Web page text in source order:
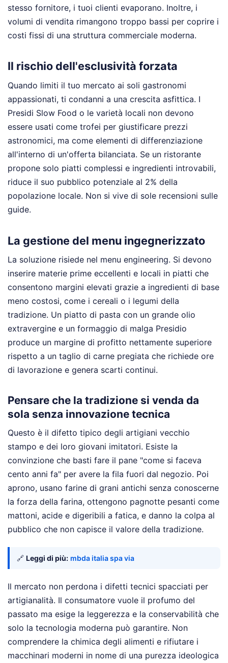
stesso fornitore, i tuoi clienti evaporano. Inoltre, i
volumi di vendita rimangono troppo bassi per coprire i
costi fissi di una struttura commerciale moderna.
Il rischio dell'esclusività forzata
Quando limiti il tuo mercato ai soli gastronomi
appassionati, ti condanni a una crescita asfittica. I
Presidi Slow Food o le varietà locali non devono
essere usati come trofei per giustificare prezzi
astronomici, ma come elementi di differenziazione
all'interno di un'offerta bilanciata. Se un ristorante
propone solo piatti complessi e ingredienti introvabili,
riduce il suo pubblico potenziale al 2% della
popolazione locale. Non si vive di sole recensioni sulle
guide.
La gestione del menu ingegnerizzato
La soluzione risiede nel menu engineering. Si devono
inserire materie prime eccellenti e locali in piatti che
consentono margini elevati grazie a ingredienti di base
meno costosi, come i cereali o i legumi della
tradizione. Un piatto di pasta con un grande olio
extravergine e un formaggio di malga Presidio
produce un margine di profitto nettamente superiore
rispetto a un taglio di carne pregiata che richiede ore
di lavorazione e genera scarti continui.
Pensare che la tradizione si venda da
sola senza innovazione tecnica
Questo è il difetto tipico degli artigiani vecchio
stampo e dei loro giovani imitatori. Esiste la
convinzione che basti fare il pane "come si faceva
cento anni fa" per avere la fila fuori dal negozio. Poi
aprono, usano farine di grani antichi senza conoscerne
la forza della farina, ottengono pagnotte pesanti come
mattoni, acide e digeribili a fatica, e danno la colpa al
pubblico che non capisce il valore della tradizione.
🔗 Leggi di più: mbda italia spa via
Il mercato non perdona i difetti tecnici spacciati per
artigianalità. Il consumatore vuole il profumo del
passato ma esige la leggerezza e la conservabilità che
solo la tecnologia moderna può garantire. Non
comprendere la chimica degli alimenti e rifiutare i
macchinari moderni in nome di una purezza ideologica